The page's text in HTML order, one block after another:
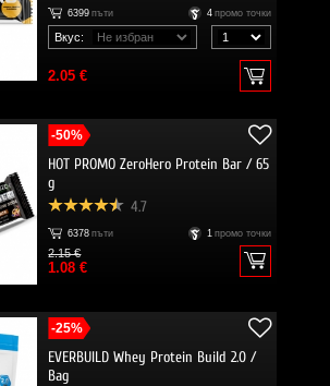
6399 пъти 4 промо точки
Вкус:
2.05 €
-50%
HOT PROMO ZeroHero Protein Bar / 65
g
4.7
6378 пъти 1 промо точки
2.15 €
1.08 €
-25%
EVERBUILD Whey Protein Build 2.0 /
Bag